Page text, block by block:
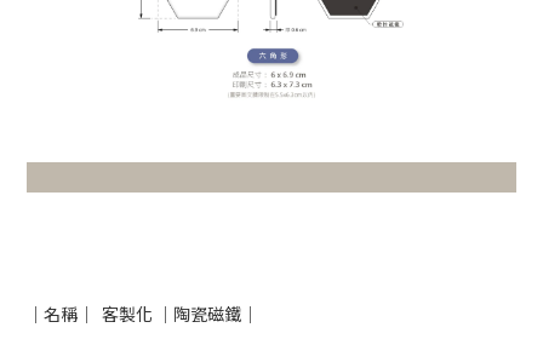
｜名稱｜ 客製化 ｜陶瓷磁鐵 ｜